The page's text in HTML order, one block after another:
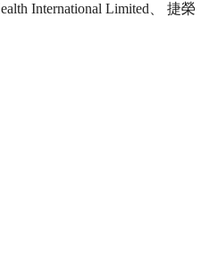
International Limited、 捷榮